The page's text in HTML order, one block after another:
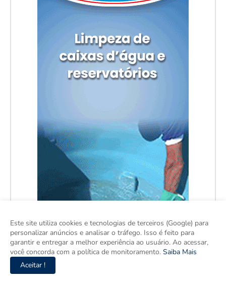
Este site utiliza cookies e tecnologias de terceiros (Google) para
personalizar anúncios e analisar o tráfego. Isso é feito para
garantir e entregar a melhor experiência ao usuário. Ao acessar,
você concorda com a política de monitoramento. Saiba Mais
Aceitar !